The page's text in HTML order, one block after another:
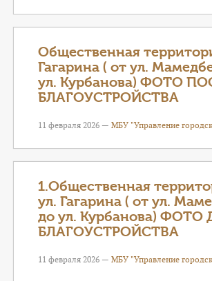
Общественная
Гагарина ( от ул.
ул. Курбанова) ФОТО
БЛАГОУСТРОЙСТВА
11 февраля 2026 — МБУ "Управление
1.Общественная
ул. Гагарина ( от ул.
до ул. Курбанова) ФОТО
БЛАГОУСТРОЙСТВА
11 февраля 2026 — МБУ "Управление